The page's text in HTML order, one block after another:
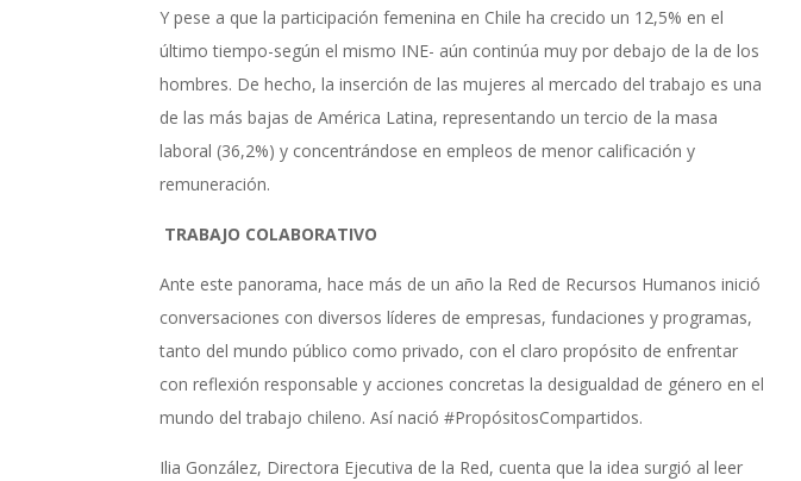
Y pese a que la participación femenina en Chile ha crecido un 12,5% en el
último tiempo-según el mismo INE- aún continúa muy por debajo de la de los
hombres. De hecho, la inserción de las mujeres al mercado del trabajo es una
de las más bajas de América Latina, representando un tercio de la masa
laboral (36,2%) y concentrándose en empleos de menor calificación y
remuneración.
TRABAJO COLABORATIVO
Ante este panorama, hace más de un año la Red de Recursos Humanos inició
conversaciones con diversos líderes de empresas, fundaciones y programas,
tanto del mundo público como privado, con el claro propósito de enfrentar
con reflexión responsable y acciones concretas la desigualdad de género en el
mundo del trabajo chileno. Así nació #PropósitosCompartidos.
Ilia González, Directora Ejecutiva de la Red, cuenta que la idea surgió al leer